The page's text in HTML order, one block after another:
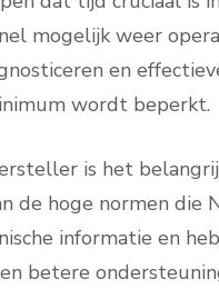
mogelijk weer
en
wordt beperkt.
is het
de hoge normen die
informatie en
betere